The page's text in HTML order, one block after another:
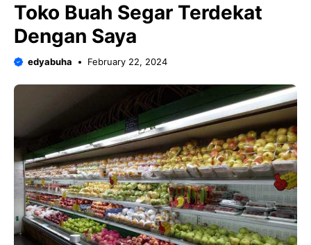
Toko Buah Segar Terdekat
Dengan Saya
edyabuha February 22, 2024